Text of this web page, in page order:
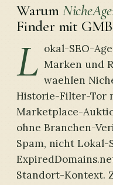
Warum
Finder mit
L okal-SEO-
Marken und
waehlen
Historie-Filter-Tor
Marketplace-
ohne Branchen-
Spam, nicht Lokal-
Standort-Kontext.